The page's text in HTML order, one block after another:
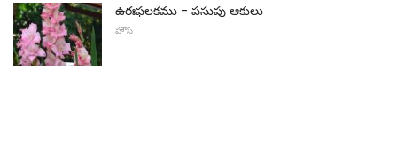
ఉరఃఫలకము - పసుపు ఆకులు
హౌస్